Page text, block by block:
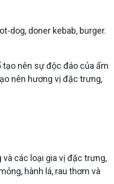
dog, doner kebab, burger.
nên sự độc đáo của ẩm
nên hương vị đặc trưng,
các loại gia vị đặc trưng,
hành lá, rau thơm và